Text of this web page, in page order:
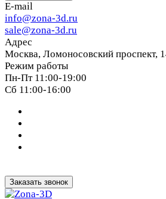
E-mail
info@zona-3d.ru
sale@zona-3d.ru
Адрес
Москва, Ломоносовский проспект,
Режим работы
Пн-Пт 11:00-19:00
Сб 11:00-16:00
Заказать звонок